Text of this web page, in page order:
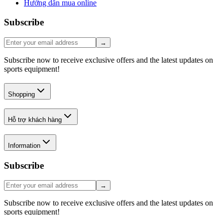
Hướng dẫn mua online
Subscribe
→
Subscribe now to receive exclusive offers and the latest updates on
sports equipment!
Shopping
Hỗ trợ khách hàng
Information
Subscribe
→
Subscribe now to receive exclusive offers and the latest updates on
sports equipment!